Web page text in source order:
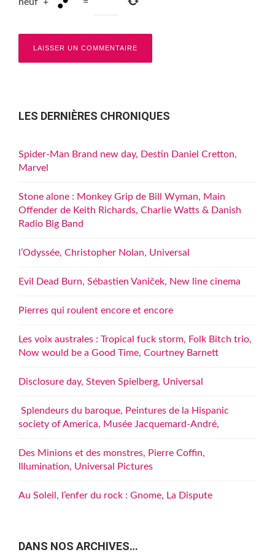
LES DERNIÈRES CHRONIQUES
Spider-Man Brand new day, Destin Daniel Cretton,
Marvel
Stone alone : Monkey Grip de Bill Wyman, Main
Offender de Keith Richards, Charlie Watts & Danish
Radio Big Band
l’Odyssée, Christopher Nolan, Universal
Evil Dead Burn, Sébastien Vaniček, New line cinema
Pierres qui roulent encore et encore
Les voix australes : Tropical fuck storm, Folk Bitch trio,
Now would be a Good Time, Courtney Barnett
Disclosure day, Steven Spielberg, Universal
Splendeurs du baroque, Peintures de la Hispanic
society of America, Musée Jacquemard-André,
Des Minions et des monstres, Pierre Coffin,
Illumination, Universal Pictures
Au Soleil, l’enfer du rock : Gnome, La Dispute
DANS NOS ARCHIVES…